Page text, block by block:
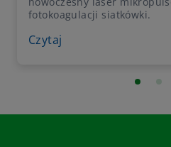
fotokoagulacji siatkówki.
Czytaj